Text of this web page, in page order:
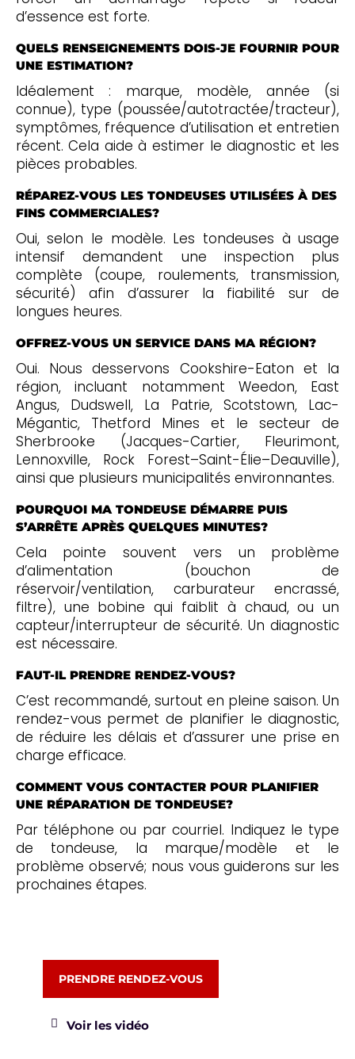
d’essence est forte.
QUELS RENSEIGNEMENTS DOIS-JE FOURNIR POUR
UNE ESTIMATION?
Idéalement : marque, modèle, année (si
connue), type (poussée/autotractée/tracteur),
symptômes, fréquence d’utilisation et entretien
récent. Cela aide à estimer le diagnostic et les
pièces probables.
RÉPAREZ-VOUS LES TONDEUSES UTILISÉES À DES
FINS COMMERCIALES?
Oui, selon le modèle. Les tondeuses à usage
intensif demandent une inspection plus
complète (coupe, roulements, transmission,
sécurité) afin d’assurer la fiabilité sur de
longues heures.
OFFREZ-VOUS UN SERVICE DANS MA RÉGION?
Oui. Nous desservons Cookshire-Eaton et la
région, incluant notamment Weedon, East
Angus, Dudswell, La Patrie, Scotstown, Lac-
Mégantic, Thetford Mines et le secteur de
Sherbrooke (Jacques-Cartier, Fleurimont,
Lennoxville, Rock Forest–Saint-Élie–Deauville),
ainsi que plusieurs municipalités environnantes.
POURQUOI MA TONDEUSE DÉMARRE PUIS
S’ARRÊTE APRÈS QUELQUES MINUTES?
Cela pointe souvent vers un problème
d’alimentation (bouchon de
réservoir/ventilation, carburateur encrassé,
filtre), une bobine qui faiblit à chaud, ou un
capteur/interrupteur de sécurité. Un diagnostic
est nécessaire.
FAUT-IL PRENDRE RENDEZ-VOUS?
C’est recommandé, surtout en pleine saison. Un
rendez-vous permet de planifier le diagnostic,
de réduire les délais et d’assurer une prise en
charge efficace.
COMMENT VOUS CONTACTER POUR PLANIFIER
UNE RÉPARATION DE TONDEUSE?
Par téléphone ou par courriel. Indiquez le type
de tondeuse, la marque/modèle et le
problème observé; nous vous guiderons sur les
prochaines étapes.
PRENDRE RENDEZ-VOUS
Voir les vidéo